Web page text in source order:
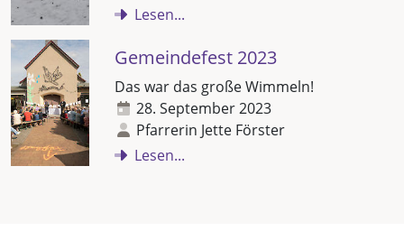
Lesen...
Gemeindefest 2023
Das war das große Wimmeln!
28. September 2023
Pfarrerin Jette Förster
Lesen...